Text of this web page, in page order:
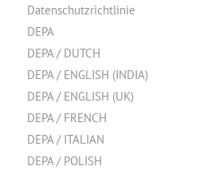
Datenschutzrichtlinie
DEPA
DEPA / DUTCH
DEPA / ENGLISH (INDIA)
DEPA / ENGLISH (UK)
DEPA / FRENCH
DEPA / ITALIAN
DEPA / POLISH